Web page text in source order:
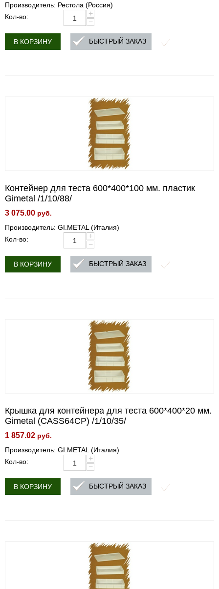
Производитель: Рестола (Россия)
Кол-во:
+
−
В КОРЗИНУ БЫСТРЫЙ ЗАКАЗ
Контейнер для теста 600*400*100 мм. пластик
Gimetal /1/10/88/
3 075.00 руб.
Производитель: GI.METAL (Италия)
Кол-во:
+
−
В КОРЗИНУ БЫСТРЫЙ ЗАКАЗ
Крышка для контейнера для теста 600*400*20 мм.
Gimetal (CASS64CP) /1/10/35/
1 857.02 руб.
Производитель: GI.METAL (Италия)
Кол-во:
+
−
В КОРЗИНУ БЫСТРЫЙ ЗАКАЗ